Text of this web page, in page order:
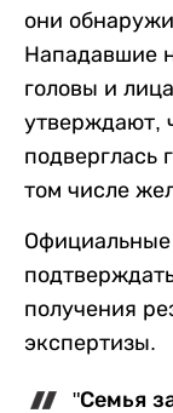
они
Нападавшие
головы и
утверждают,
подверглась
том числе
получения
экспертизы.
"Семья